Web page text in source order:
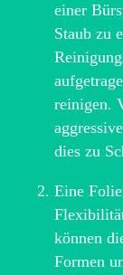
einer
Staub zu
reinigen.
dies zu
Eine
können
Formen